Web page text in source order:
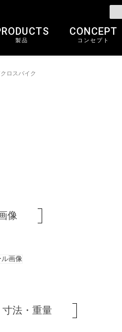
製品
CONCEPT
コンセプト
ロスバイク
像
法・重量